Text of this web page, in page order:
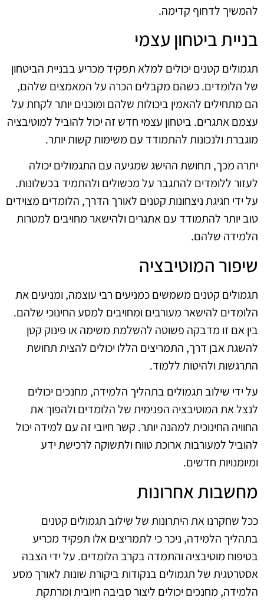
להמשיך לדחוף קדימה.
בניית ביטחון עצמי
תגמולים קטנים יכולים למלא תפקיד מכריע בבניית הביטחון
של הלומדים. כשהם מקבלים הכרה על המאמצים שלהם,
הם מתחילים להאמין ביכולות שלהם ומוכנים יותר לקחת על
עצמם אתגרים. ביטחון עצמי חדש זה יכול להוביל למוטיבציה
מוגברת ולנכונות להתמודד עם משימות קשות יותר.
יתרה מכך, תחושת ההישג שמגיעה עם התגמולים יכולה
לעזור ללומדים להתגבר על מכשולים ולהתמיד בכשלונות.
על ידי חגיגת ניצחונות קטנים לאורך הדרך, הלומדים מצוידים
טוב יותר להתמודד עם אתגרים ולהישאר מחויבים למטרות
הלמידה שלהם.
שיפור המוטיבציה
תגמולים קטנים משמשים כמניעים רבי עוצמה, ומניעים את
הלומדים להישאר מעורבים ומחויבים למסע החינוכי שלהם.
בין אם זו מדבקה פשוטה להשלמת משימה או פינוק קטן
להשגת אבן דרך, התמריצים הללו יכולים להצית תחושת
התרגשות ולהיטות ללמוד.
על ידי שילוב תגמולים בתהליך הלמידה, מחנכים יכולים
לנצל את המוטיבציה הפנימית של הלומדים ולהפוך את
החוויה החינוכית למהנה יותר. קשר חיובי זה עם למידה יכול
להוביל למעורבות ארוכת טווח ולתשוקה לרכישת ידע
ומיומנויות חדשים.
מחשבות אחרונות
ככל שחקרנו את היתרונות של שילוב תגמולים קטנים
בתהליך הלמידה, ניכר כי לתמריצים אלו תפקיד מכריע
בטיפוח מוטיבציה והתמדה בקרב הלומדים. על ידי הצבה
אסטרטגית של תגמולים בנקודות ביקורת שונות לאורך מסע
הלמידה, מחנכים יכולים ליצור סביבה חיובית ומרתקת